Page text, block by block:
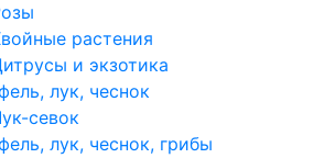
растения
и экзотика
лук, чеснок
севок
лук, чеснок, грибы